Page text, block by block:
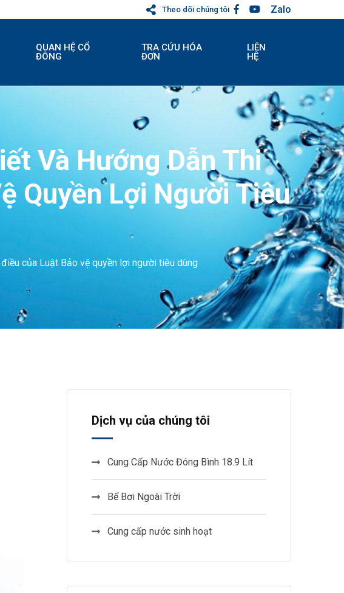
Theo dõi chúng tôi Zalo
QUAN HỆ CỔ
ĐÔNG
TRA CỨU HÓA
ĐƠN
LIÊN
HỆ
Và Hướng Dẫn Thi
Quyền Lợi Người Tiêu
của Luật Bảo vệ quyền lợi người tiêu dùng
Dịch vụ của chúng tôi
Cung Cấp Nước Đóng Bình 18.9 Lít
Bể Bơi Ngoài Trời
Cung cấp nước sinh hoạt